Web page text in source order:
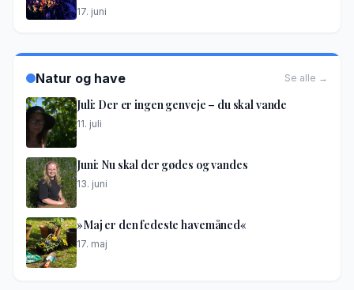
17. juni
Natur og have Se alle →
Juli: Der er ingen genveje – du skal vande
11. juli
Juni: Nu skal der gødes og vandes
13. juni
»Maj er den fedeste havemåned«
17. maj